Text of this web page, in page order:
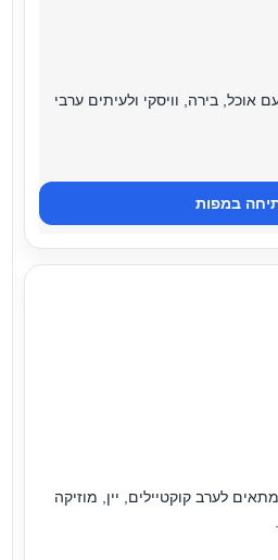
בירה, וויסקי ולעיתים ערבי
במפות
לערב קוקטיילים, יין, מוזיקה